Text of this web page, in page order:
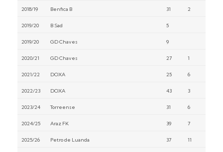
2018/19 Benfica B 31 2
2019/20 B Sad 5
2019/20 GD Chaves 9
2020/21 GD Chaves 27 1
2021/22 DOXA 25 6
2022/23 DOXA 43 3
2023/24 Torreense 31 6
2024/25 Araz FK 39 7
2025/26 Petro de Luanda 37 11